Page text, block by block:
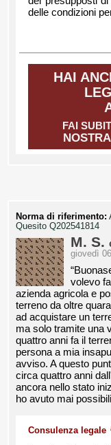
delle condizioni
HAI
FAI
Norma di riferimento:
Quesito Q202541814
M. S.
giovedì
volevo
azienda agricola e
terreno da oltre
ad acquistare un
ma solo tramite una
quattro anni fa il
persona a mia
avviso. A questo
circa quattro anni
ancora nello stato
ho avuto mai
Consulenza legale